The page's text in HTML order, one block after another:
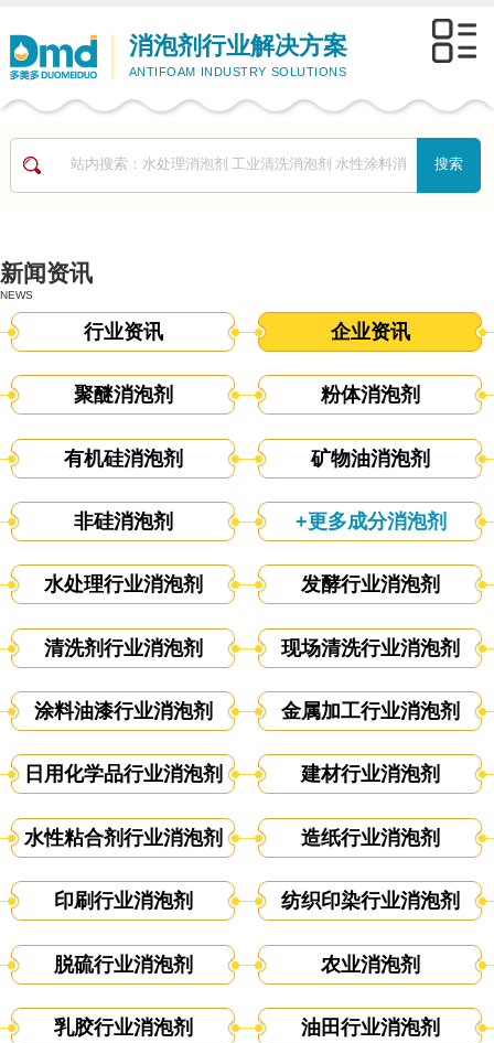
消泡剂行业解决方案
ANTIFOAM INDUSTRY SOLUTIONS
新闻资讯
NEWS
行业资讯 企业资讯
聚醚消泡剂 粉体消泡剂
有机硅消泡剂 矿物油消泡剂
非硅消泡剂 +更多成分消泡剂
水处理行业消泡剂 发酵行业消泡剂
清洗剂行业消泡剂 现场清洗行业消泡剂
涂料油漆行业消泡剂 金属加工行业消泡剂
日用化学品行业消泡剂 建材行业消泡剂
水性粘合剂行业消泡剂 造纸行业消泡剂
印刷行业消泡剂 纺织印染行业消泡剂
脱硫行业消泡剂 农业消泡剂
乳胶行业消泡剂 油田行业消泡剂